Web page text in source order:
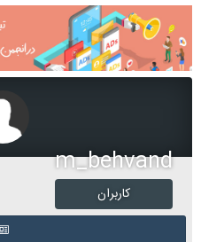
m_behvand
کاربران